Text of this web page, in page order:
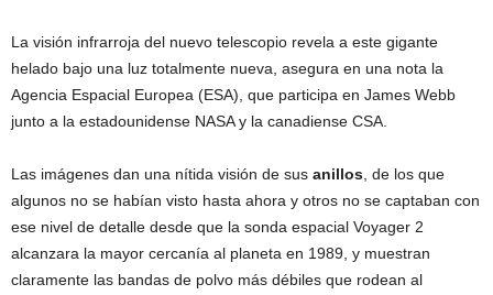
La visión infrarroja del nuevo telescopio revela a este gigante
helado bajo una luz totalmente nueva, asegura en una nota la
Agencia Espacial Europea (ESA), que participa en James Webb
junto a la estadounidense NASA y la canadiense CSA.
Las imágenes dan una nítida visión de sus anillos , de los que
algunos no se habían visto hasta ahora y otros no se captaban con
ese nivel de detalle desde que la sonda espacial Voyager 2
alcanzara la mayor cercanía al planeta en 1989, y muestran
claramente las bandas de polvo más débiles que rodean al